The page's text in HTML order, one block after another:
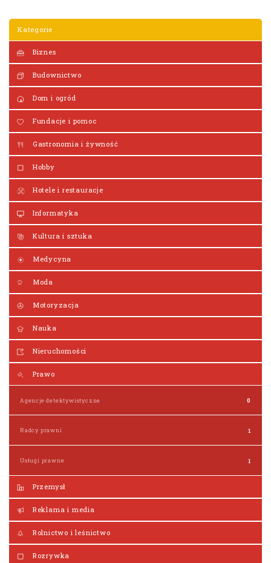
Kategorie
Biznes
Budownictwo
Dom i ogród
Fundacje i pomoc
Gastronomia i żywność
Hobby
Hotele i restauracje
Informatyka
Kultura i sztuka
Medycyna
Moda
Motoryzacja
Nauka
Nieruchomości
Prawo
Agencje detektywistyczne 0
Radcy prawni 1
Usługi prawne 1
Przemysł
Reklama i media
Rolnictwo i leśnictwo
Rozrywka